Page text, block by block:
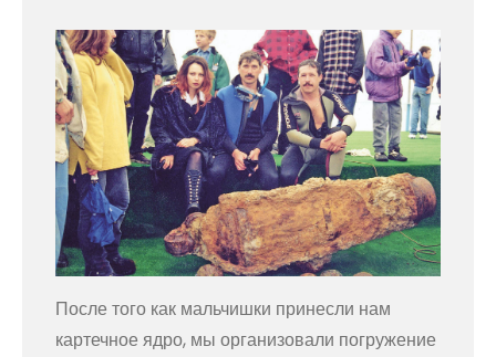
После того как мальчишки принесли нам
картечное ядро, мы организовали погружение